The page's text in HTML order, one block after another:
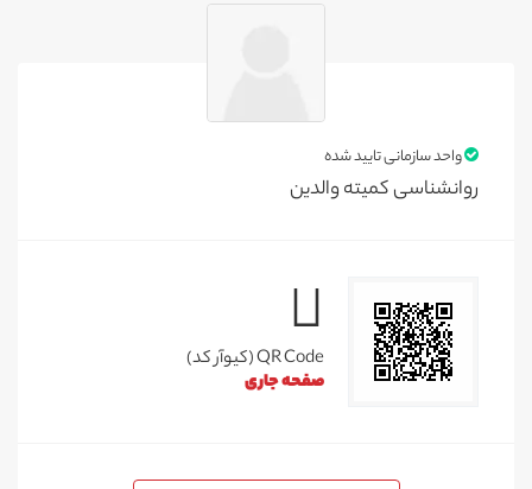
واحد سازمانی تایید شده
روانشناسی کمیته والدین
QR Code (کیوآر کد)
صفحه جاری